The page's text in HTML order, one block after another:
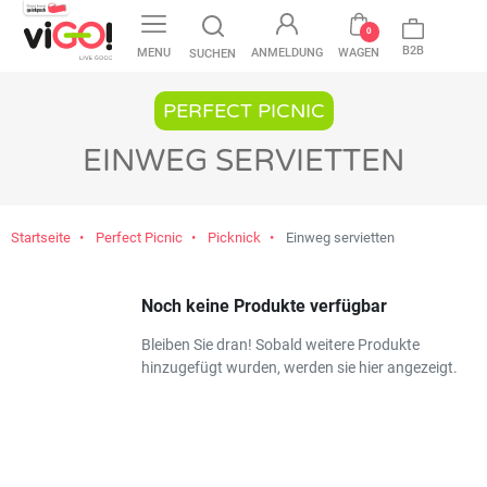
MENU SUCHEN ANMELDUNG WAGEN
0
B2B
PERFECT PICNIC
EINWEG SERVIETTEN
Startseite Perfect Picnic Picknick Einweg servietten
Noch keine Produkte verfügbar
Bleiben Sie dran! Sobald weitere Produkte
hinzugefügt wurden, werden sie hier angezeigt.